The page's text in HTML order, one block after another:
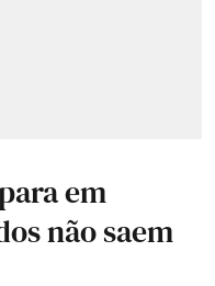
em
não saem